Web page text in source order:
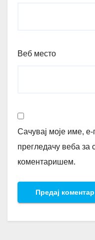
Веб место
Сачувај моје име,
прегледачу веба за
коментаришем.